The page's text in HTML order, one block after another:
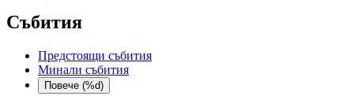
Събития
Предстоящи събития
Минали събития
Повече (%d)